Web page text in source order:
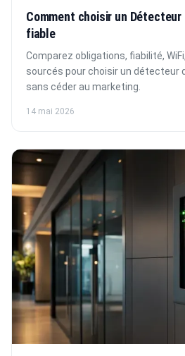
Comment choisir un
fiable
Comparez obligations, fiabilité,
sourcés pour choisir un détecteur
sans céder au marketing.
14 mai 2026